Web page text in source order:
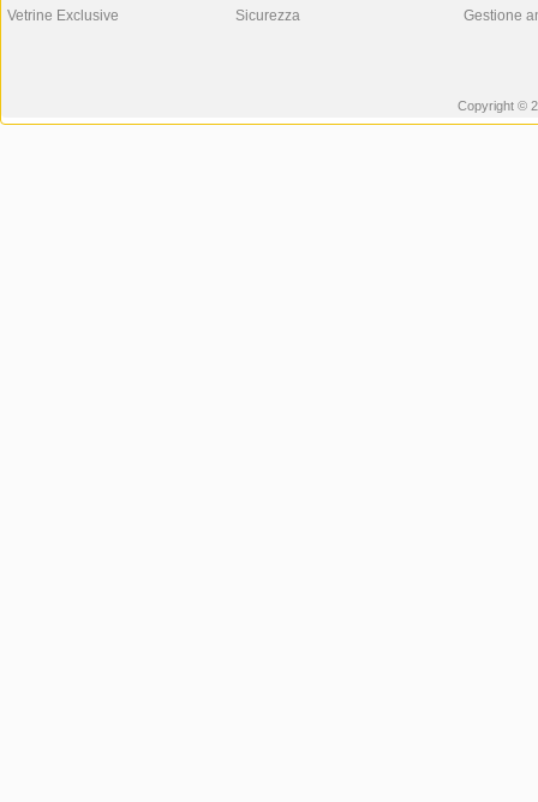
Vetrine Exclusive Sicurezza Gestione
Copyright ©